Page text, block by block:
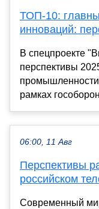
ТОП-10:
инноваций:
В спецпроекте
перспективы
рамках
06:00, 11 Авг
Перспективы
российском
Современный